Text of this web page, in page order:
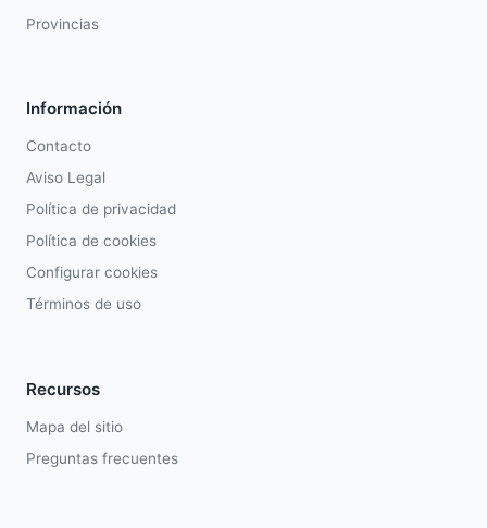
Provincias
Información
Contacto
Aviso Legal
Política de privacidad
Política de cookies
Configurar cookies
Términos de uso
Recursos
Mapa del sitio
Preguntas frecuentes